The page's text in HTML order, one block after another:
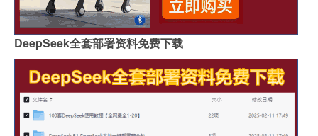
DeepSeek全套部署资料免费下载